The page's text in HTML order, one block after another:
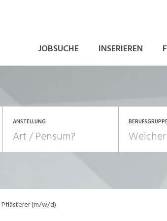
JOBSUCHE INSERIEREN
ANSTELLUNG
(befristet)
BERUFSGRUPPE
Resources
Pflästerer (m/w/d)